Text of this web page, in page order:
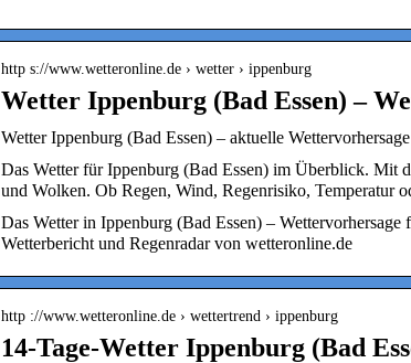
http s://www.wetteronline.de › wetter › ippenburg
Wetter Ippenburg (Bad Essen) –
Wetter Ippenburg (Bad Essen) – aktuelle
Das Wetter für Ippenburg (Bad Essen) im Überblick. Mit
und Wolken. Ob Regen, Wind, Regenrisiko, Temperatur
Das Wetter in Ippenburg (Bad Essen) –
Wetterbericht und Regenradar von wetteronline.de
http ://www.wetteronline.de › wettertrend › ippenburg
14-Tage-Wetter Ippenburg (Bad